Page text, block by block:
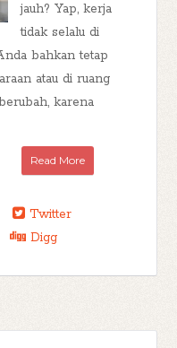
jauh? Yap, kerja
tidak selalu di
bahkan tetap
atau di ruang
karena
Read More
Twitter
Digg